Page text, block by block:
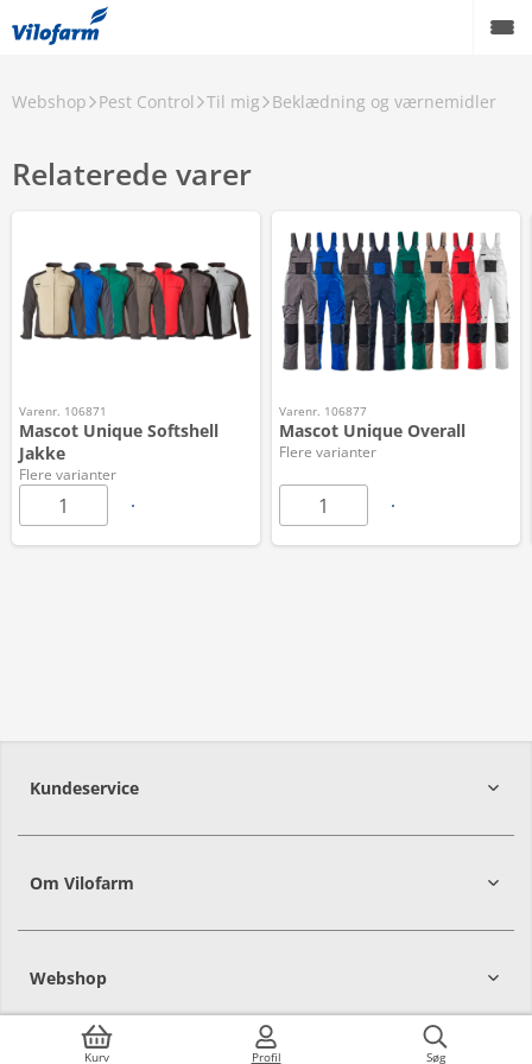
Kurv Profil Søg
Webshop Pest Control Til mig Beklædning og værnemidler
Relaterede varer
Varenr. 106871
Mascot Unique Softshell
Jakke
Flere varianter
Varenr. 106877
Mascot Unique Overall
Flere varianter
Kundeservice
Om Vilofarm
Webshop